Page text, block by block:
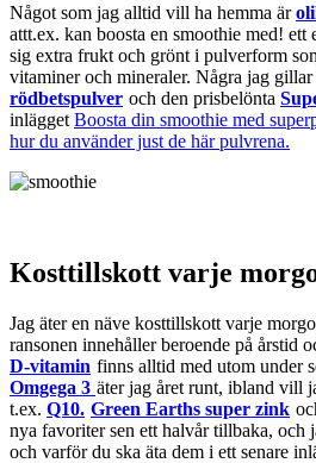
Något som jag alltid vill ha hemma är
attt.ex. kan boosta en smoothie med! ett
sig extra frukt och grönt i pulverform
vitaminer och mineraler. Några jag
rödbetspulver och den prisbelönta
inlägget Boosta din smoothie med
hur du använder just de här pulvrena.
Kosttillskott varje
Jag äter en näve kosttillskott varje
ransonen innehåller beroende på årstid
D-vitamin finns alltid med utom under
Omgega 3 äter jag året runt, ibland vill
t.ex. Q10. Green Earths super zink
nya favoriter sen ett halvår tillbaka, och
och varför du ska äta dem i ett senare